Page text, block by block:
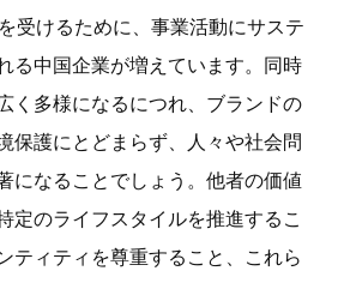
受けるために、事業活動にサステ
る中国企業が増えています。同時
く多様になるにつれ、ブランドの
保護にとどまらず、人々や社会問
になることでしょう。他者の価値
定のライフスタイルを推進するこ
ティティを尊重すること、これら